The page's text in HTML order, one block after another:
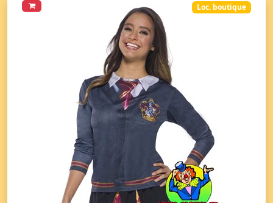
Loc. boutique